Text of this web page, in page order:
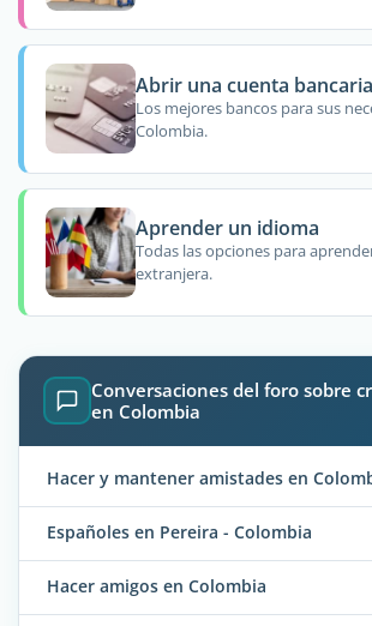
Abrir una cuenta
Los mejores bancos para sus
Colombia.
Aprender un idioma
Todas las opciones para
extranjera.
Conversaciones del foro sobre
en Colombia
Hacer y mantener amistades en
Españoles en Pereira - Colombia
Hacer amigos en Colombia